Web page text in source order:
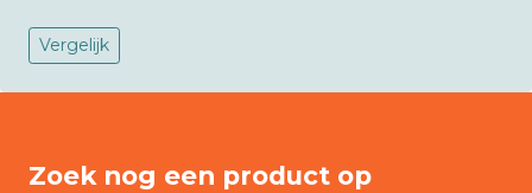
Vergelijk
Zoek nog een product op